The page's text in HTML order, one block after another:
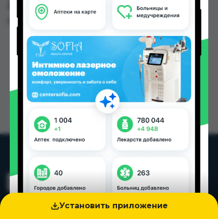
Установить приложение
Душанбе и других городах Таджикистана
Цена: от9.21 TJS